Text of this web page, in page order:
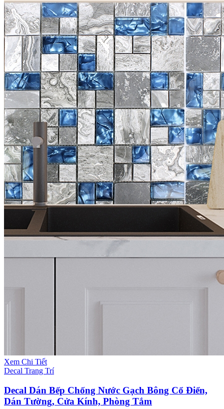
Xem Chi Tiết
Decal Trang Trí
Decal Dán Bếp Chống Nước Gạch Bông Cổ Điển,
Dán Tường, Cửa Kính, Phòng Tắm